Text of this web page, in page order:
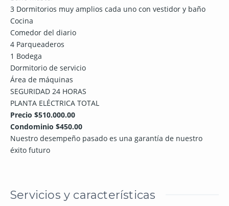
3 Dormitorios muy amplios cada uno con vestidor y baño
Cocina
Comedor del diario
4 Parqueaderos
1 Bodega
Dormitorio de servicio
Área de máquinas
SEGURIDAD 24 HORAS
PLANTA ELÉCTRICA TOTAL
Precio $510.000.00
Condominio $450.00
Nuestro desempeño pasado es una garantía de nuestro
éxito futuro
Servicios y características